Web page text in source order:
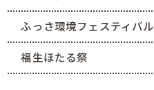
ふっさ環境フェスティバル
福生ほたる祭